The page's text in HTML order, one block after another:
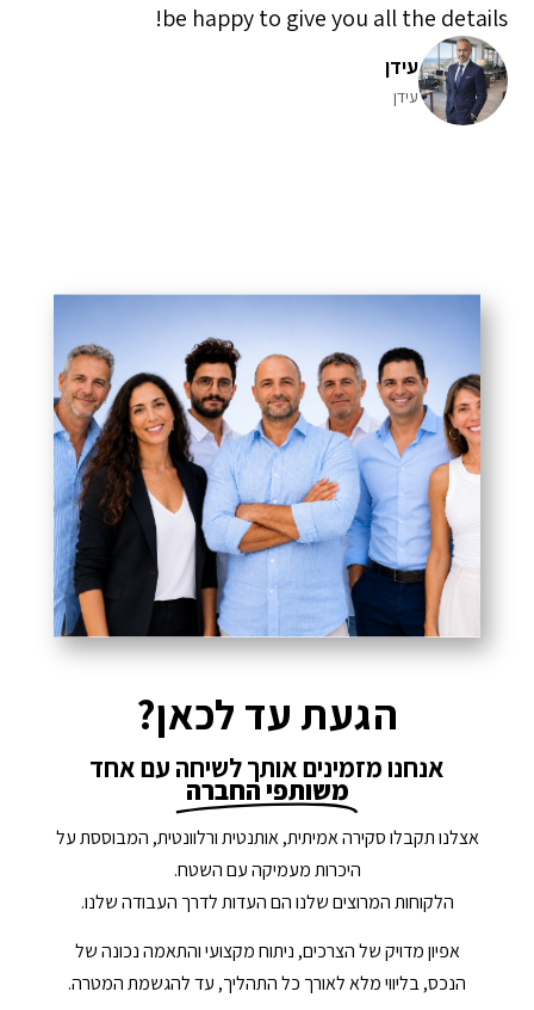
be happy to give you all the details!
עידן
עידן
הגעת עד לכאן?
אנחנו מזמינים אותך לשיחה עם אחד
משותפי החברה
אצלנו תקבלו סקירה אמיתית, אותנטית ורלוונטית, המבוססת על
היכרות מעמיקה עם השטח.
הלקוחות המרוצים שלנו הם העדות לדרך העבודה שלנו.
אפיון מדויק של הצרכים, ניתוח מקצועי והתאמה נכונה של
הנכס, בליווי מלא לאורך כל התהליך, עד להגשמת המטרה.